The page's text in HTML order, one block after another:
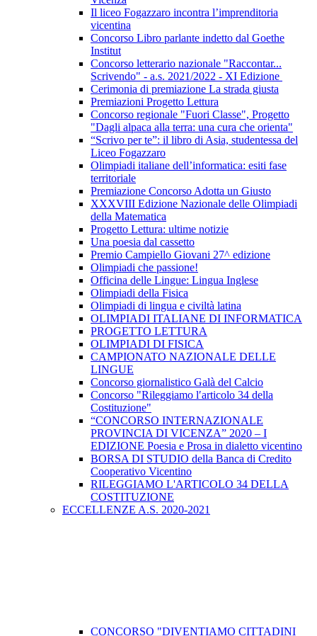
Il liceo Fogazzaro incontra l’imprenditoria
vicentina
Concorso Libro parlante indetto dal Goethe
Institut
Concorso letterario nazionale "Raccontar...
Scrivendo" - a.s. 2021/2022 - XI Edizione
Cerimonia di premiazione La strada giusta
Premiazioni Progetto Lettura
Concorso regionale "Fuori Classe", Progetto
"Dagli alpaca alla terra: una cura che orienta"
“Scrivo per te”: il libro di Asia, studentessa del
Liceo Fogazzaro
Olimpiadi italiane dell’informatica: esiti fase
territoriale
Premiazione Concorso Adotta un Giusto
XXXVIII Edizione Nazionale delle Olimpiadi
della Matematica
Progetto Lettura: ultime notizie
Una poesia dal cassetto
Premio Campiello Giovani 27^ edizione
Olimpiadi che passione!
Officina delle Lingue: Lingua Inglese
Olimpiadi della Fisica
Olimpiadi di lingua e civiltà latina
OLIMPIADI ITALIANE DI INFORMATICA
PROGETTO LETTURA
OLIMPIADI DI FISICA
CAMPIONATO NAZIONALE DELLE
LINGUE
Concorso giornalistico Galà del Calcio
Concorso "Rileggiamo l′articolo 34 della
Costituzione"
“CONCORSO INTERNAZIONALE
PROVINCIA DI VICENZA” 2020 – I
EDIZIONE Poesia e Prosa in dialetto vicentino
BORSA DI STUDIO della Banca di Credito
Cooperativo Vicentino
RILEGGIAMO L'ARTICOLO 34 DELLA
COSTITUZIONE
ECCELLENZE A.S. 2020-2021
CONCORSO "DIVENTIAMO CITTADINI